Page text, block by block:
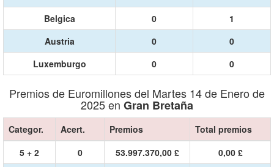
Belgica
0
1
Austria
0
0
Luxemburgo
0 0
Premios de Euromillones del Martes 14 de Enero de
2025 en Gran Bretaña
Categor. Acert. Premios
Total premios
5 + 2
0 53.997.370,00 £
0,00 £